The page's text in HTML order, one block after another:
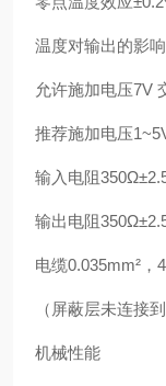
温度对输出的影
允许施加电压7V
推荐施加电压
输入电阻
输出电阻
电缆0.035mm²
（屏蔽层未连接到
机械性能